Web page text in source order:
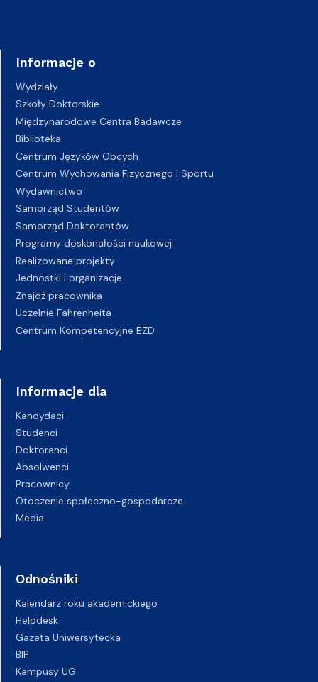
Informacje o
Wydziały
Szkoły Doktorskie
Międzynarodowe Centra Badawcze
Biblioteka
Centrum Języków Obcych
Centrum Wychowania Fizycznego i Sportu
Wydawnictwo
Samorząd Studentów
Samorząd Doktorantów
Programy doskonałości naukowej
Realizowane projekty
Jednostki i organizacje
Znajdź pracownika
Uczelnie Fahrenheita
Centrum Kompetencyjne EZD
Informacje dla
Kandydaci
Studenci
Doktoranci
Absolwenci
Pracownicy
Otoczenie społeczno-gospodarcze
Media
Odnośniki
Kalendarz roku akademickiego
Helpdesk
Gazeta Uniwersytecka
BIP
Kampusy UG